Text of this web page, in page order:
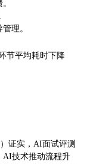
理。
节平均耗时下降
证实，AI面试评测
AI技术推动流程升